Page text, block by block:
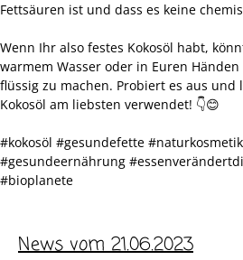
Fettsäuren ist und dass es keine
Wenn Ihr also festes Kokosöl habt,
warmem Wasser oder in Euren
flüssig zu machen. Probiert es aus und
Kokosöl am liebsten verwendet! 👇😊
#kokosöl #gesundefette
#gesundeernährung
#bioplanete
News vom 21.06.2023